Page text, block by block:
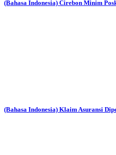
(Bahasa Indonesia) Cirebon Minim
(Bahasa Indonesia) Klaim Asuransi